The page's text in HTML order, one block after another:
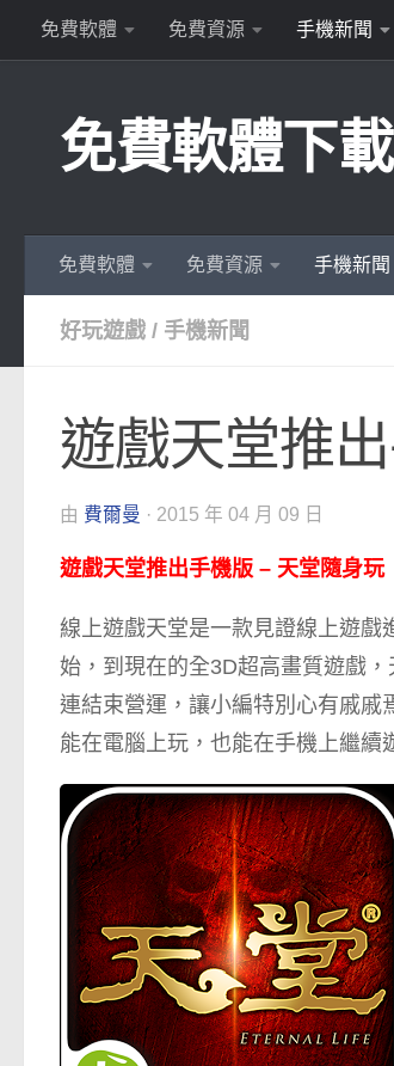
Skip to content
免費軟體 免費資源 手機新聞
免費軟體下載
免費軟體 免費資源 手機新聞
好玩遊戲 / 手機新聞
遊戲天堂推
由 費爾曼 · 2015 年 04 月 09 日
遊戲天堂推出手機版 – 天堂隨身玩
線上遊戲天堂是一款見證線上遊戲
始，到現在的全3D超高畫質遊戲
連結束營運，讓小編特別心有戚戚
能在電腦上玩，也能在手機上繼續